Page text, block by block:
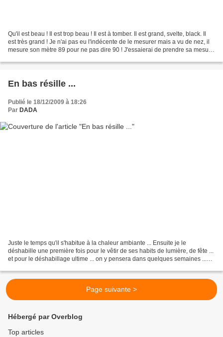
Qu'il est beau ! Il est trop beau ! Il est à tomber. Il est grand, svelte, black. Il
est très grand ! Je n'ai pas eu l'indécente de le mesurer mais a vu de nez, il
mesure son mètre 89 pour ne pas dire 90 ! J'essaierai de prendre sa mesure
En bas résille ...
Publié le 18/12/2009 à 18:26
Par DADA
Juste le temps qu'il s'habitue à la chaleur ambiante ... Ensuite je le
déshabille une première fois pour le vêtir de ses habits de lumière, de fête ...
et pour le déshabillage ultime ... on y pensera dans quelques semaines ...
Page suivante >
Hébergé par Overblog
Top articles